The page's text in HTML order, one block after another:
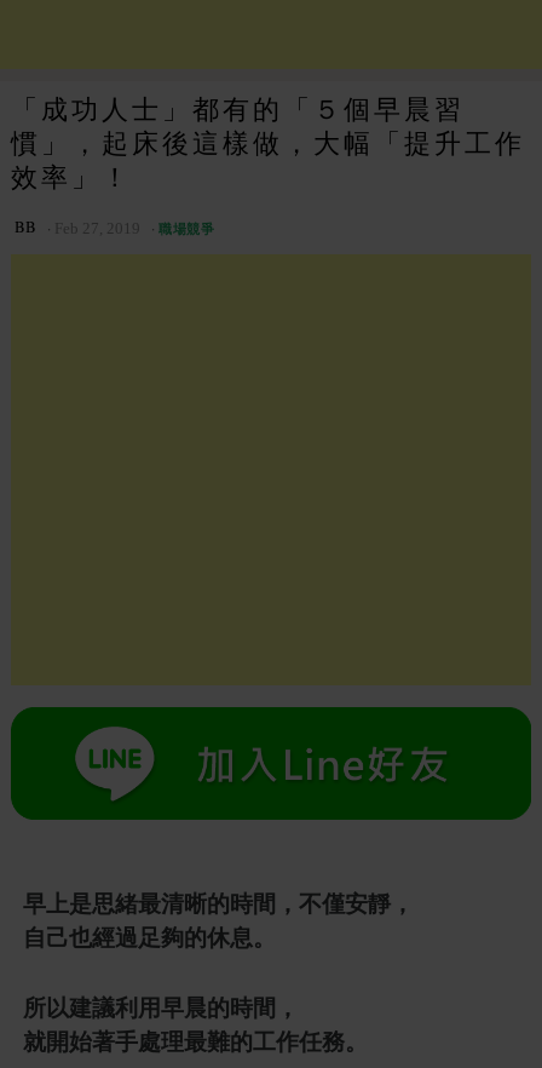
「成功人士」都有的「５個早晨習
慣」，起床後這樣做，大幅「提升工作
效率」！
BB Feb 27, 2019 職場競爭
早上是思緒最清晰的時間，不僅安靜，
自己也經過足夠的休息。
所以建議利用早晨的時間，
就開始著手處理最難的工作任務。